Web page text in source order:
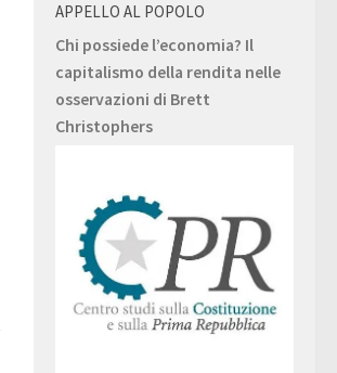
APPELLO AL POPOLO
Chi possiede l’economia? Il
capitalismo della rendita nelle
osservazioni di Brett
Christophers